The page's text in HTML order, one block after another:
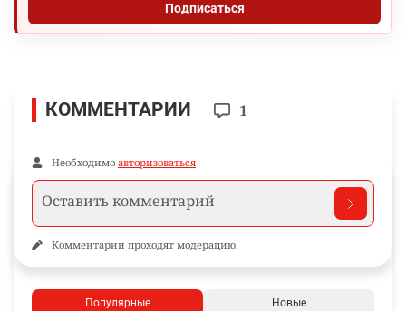
Подписаться
КОММЕНТАРИИ 1
Необходимо авторизоваться
Комментарии проходят модерацию.
Популярные Новые